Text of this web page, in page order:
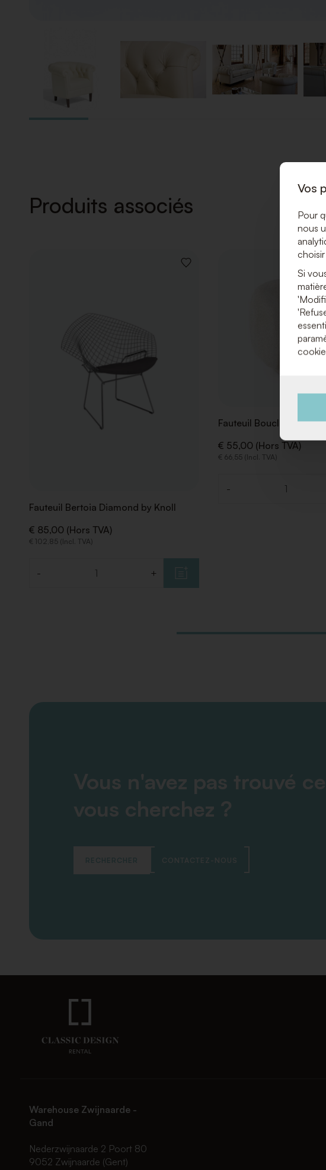
Produits associés
AJOUTER
Fauteuil Bertoia Diamond by Knoll
€ 85,00 (Hors TVA)
€ 102,85 (Incl. TVA)
- +
Fauteuil Bouclé Blanc
€ 55,00 (Hors TVA)
€ 66,55 (Incl. TVA)
-
Vous n'avez pas trouvé
vous cherchez ?
RECHERCHER CONTACTEZ-NOUS
Warehouse Zwijnaarde -
Gand
Nederzwijnaarde 2 Poort 80
9052 Zwijnaarde (Gent)
Vos
Pour
nous
Si